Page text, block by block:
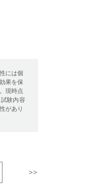
には個
果を保
現時点
験内容
があり
>>